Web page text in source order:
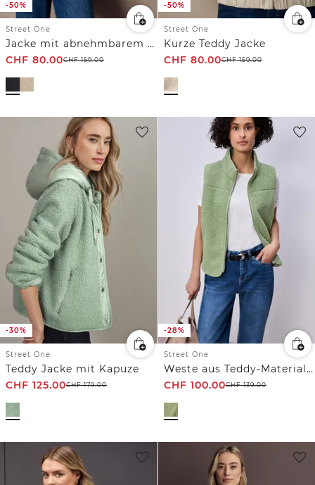
-50%
Street One
Jacke mit abnehmbarem Kragen
CHF 80.00CHF159.00
-50%
Street One
Kurze Teddy Jacke
CHF 80.00CHF159.00
-30%
Street One
Teddy Jacke mit Kapuze
CHF 125.00CHF179.00
-28%
Street One
Weste aus Teddy-Material mit Zipper
CHF 100.00CHF139.00